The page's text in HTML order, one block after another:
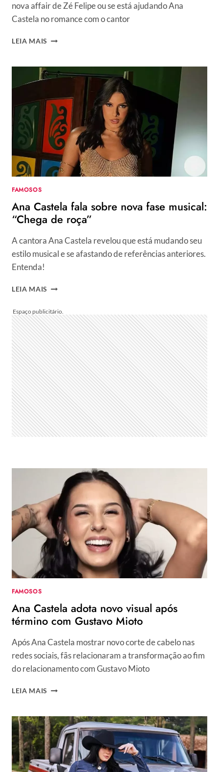
nova affair de Zé Felipe ou se está ajudando Ana
Castela no romance com o cantor
LEIA MAIS QUEM
BERTELLI?
CANTORA
SERTANEJA
É
APONTADA
COMO
NOVO
AFFAIR
DE
ZÉ
FELIPE
FAMOSOS
Ana Castela fala sobre nova fase musical:
“Chega de roça”
A cantora Ana Castela revelou que está mudando seu
estilo musical e se afastando de referências anteriores.
Entenda!
LEIA MAIS ANA
SOBRE
NOVA
FASE
MUSICAL:
“CHEGA
DE
ROÇA”
FAMOSOS
Ana Castela adota novo visual após
término com Gustavo Mioto
Após Ana Castela mostrar novo corte de cabelo nas
redes sociais, fãs relacionaram a transformação ao fim
do relacionamento com Gustavo Mioto
LEIA MAIS ANA
NOVO
VISUAL
APÓS
TÉRMINO
COM
GUSTAVO